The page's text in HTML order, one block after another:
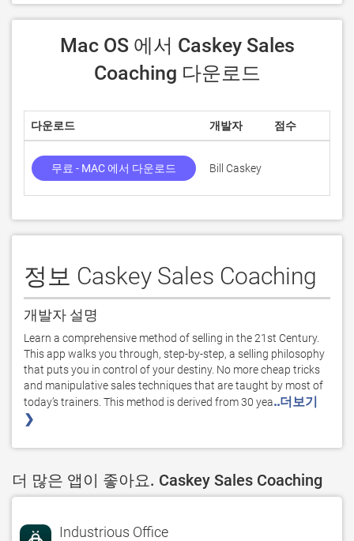
Coaching 다운로드
다운로드 개발자 점수
무료 - MAC 에서 다운로드 Bill Caskey
정보 Caskey Sales Coaching
개발자 설명
Learn a comprehensive method of selling in the 21st Century.
This app walks you through, step-by-step, a selling philosophy
that puts you in control of your destiny. No more cheap tricks
and manipulative sales techniques that are taught by most of
today’s trainers. This method is derived from 30 yea..더보기
❯
더 많은 앱이 좋아요. Caskey Sales Coaching
Industrious Office